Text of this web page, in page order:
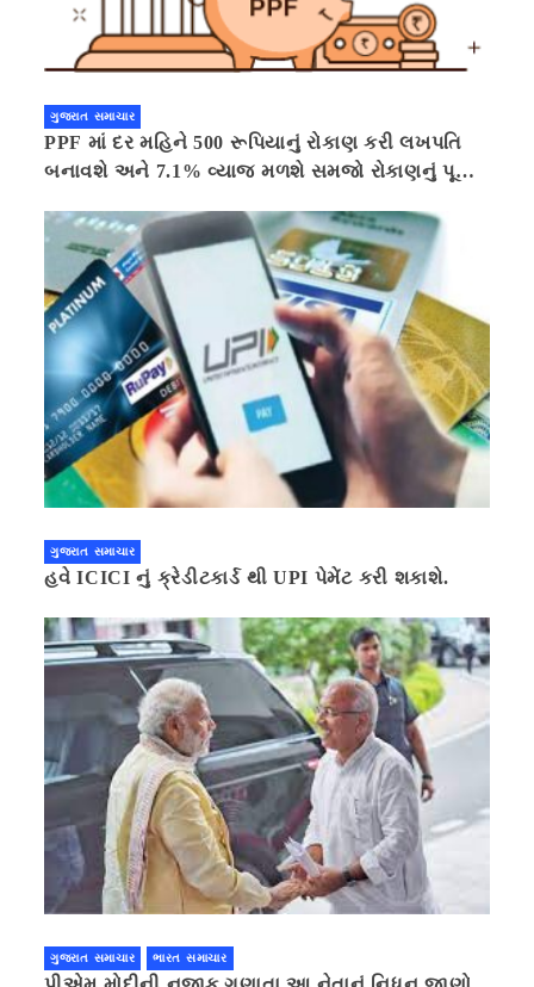
ગુજરાત સમાચાર
PPF માં દર મહિને 500 રૂપિયાનું રોકાણ કરી લખપતિ
બનાવશે અને 7.1% વ્યાજ મળશે સમજો રોકાણનું પૂરું
ગુજરાત સમાચાર
હવે ICICI નું ક્રેડીટકાર્ડ થી UPI પેમેંટ કરી શકાશે.
ગુજરાત સમાચાર ભારત સમાચાર